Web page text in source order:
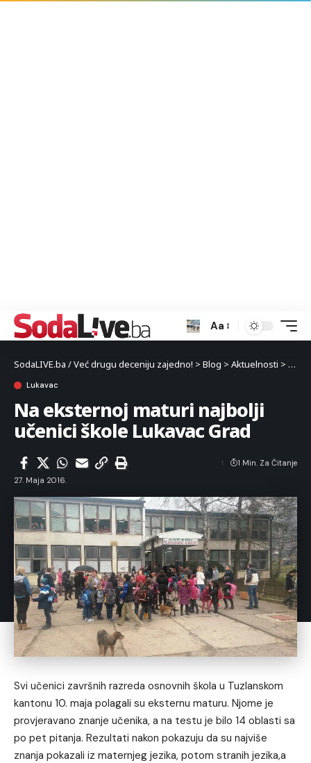
Aa
SodaLIVE.ba / Već drugu deceniju zajedno! > Blog > Aktuelnosti >
Lukavac
Na eksternoj maturi najbolji
učenici škole Lukavac Grad
27. Maja 2016.
1 Min. Za Čitanje
Svi učenici završnih razreda osnovnih škola u Tuzlanskom
kantonu 10. maja polagali su eksternu maturu. Njome je
provjeravano znanje učenika, a na testu je bilo 14 oblasti sa
po pet pitanja. Rezultati nakon pokazuju da su najviše
znanja pokazali iz maternjeg jezika, potom stranih jezika,a